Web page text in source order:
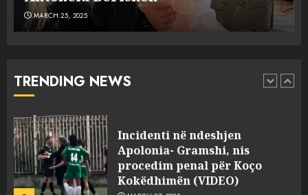
MARCH 25, 2025
TRENDING NEWS
1
Punonjësja e UKT akuzon
pasuri të pajustifikuar
Incidenti në ndeshjen
Apolonia- Gramshi, nis
procedim penal për Koço
Kokëdhimën (VIDEO)
MARCH 27, 2025